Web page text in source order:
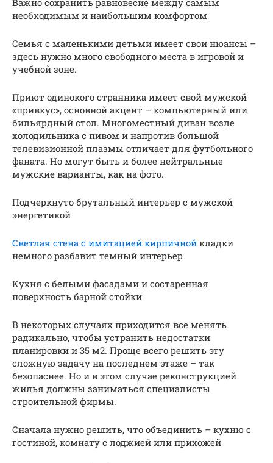
необходимым и наибольшим комфортом
Семья с маленькими детьми имеет свои нюансы –
здесь нужно много свободного места в игровой и
учебной зоне.
Приют одинокого странника имеет свой мужской
«привкус», основной акцент – компьютерный или
бильярдный стол. Многоместный диван возле
холодильника с пивом и напротив большой
телевизионной плазмы отличает для футбольного
фаната. Но могут быть и более нейтральные
мужские варианты, как на фото.
Подчеркнуто брутальный интерьер с мужской
энергетикой
Светлая стена с имитацией кирпичной кладки
немного разбавит темный интерьер
Кухня с белыми фасадами и состаренная
поверхность барной стойки
В некоторых случаях приходится все менять
радикально, чтобы устранить недостатки
планировки и 35 м2. Проще всего решить эту
сложную задачу на последнем этаже – так
безопаснее. Но и в этом случае реконструкцией
жилья должны заниматься специалисты
строительной фирмы.
Сначала нужно решить, что объединить – кухню с
гостиной, комнату с лоджией или прихожей